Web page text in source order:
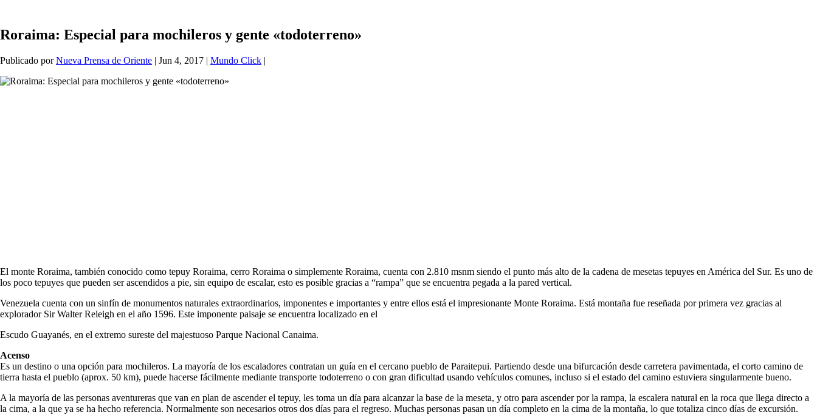
Roraima: Especial para mochileros y gente «todoterreno»
Publicado porNueva Prensa de Oriente | Jun 4, 2017 | Mundo Click |
El monte Roraima, también conocido como tepuy Roraima, cerro Roraima o simplemente Roraima, cuenta con 2.810 msnm siendo el punto más alto de la cadena de mesetas tepuyes en América del Sur. Es uno de
los poco tepuyes que pueden ser ascendidos a pie, sin equipo de escalar, esto es posible gracias a “rampa” que se encuentra pegada a la pared vertical.
Venezuela cuenta con un sinfín de monumentos naturales extraordinarios, imponentes e importantes y entre ellos está el impresionante Monte Roraima. Está montaña fue reseñada por primera vez gracias al
explorador Sir Walter Releigh en el año 1596. Este imponente paisaje se encuentra localizado en el
Escudo Guayanés, en el extremo sureste del majestuoso Parque Nacional Canaima.
Acenso
Es un destino o una opción para mochileros. La mayoría de los escaladores contratan un guía en el cercano pueblo de Paraitepui. Partiendo desde una bifurcación desde carretera pavimentada, el corto camino de
tierra hasta el pueblo (aprox. 50 km), puede hacerse fácilmente mediante transporte todoterreno o con gran dificultad usando vehículos comunes, incluso si el estado del camino estuviera singularmente bueno.
A la mayoría de las personas aventureras que van en plan de ascender el tepuy, les toma un día para alcanzar la base de la meseta, y otro para ascender por la rampa, la escalera natural en la roca que llega directo a
la cima, a la que ya se ha hecho referencia. Normalmente son necesarios otros dos días para el regreso. Muchas personas pasan un día completo en la cima de la montaña, lo que totaliza cinco días de excursión.